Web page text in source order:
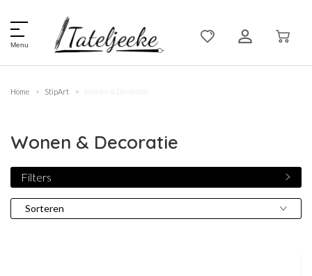
Menu
Home StipArt
Wonen & Decoratie
Filters
Sorteren